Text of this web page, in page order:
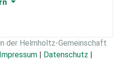
der Helmholtz-Gemeinschaft
Impressum | Datenschutz |